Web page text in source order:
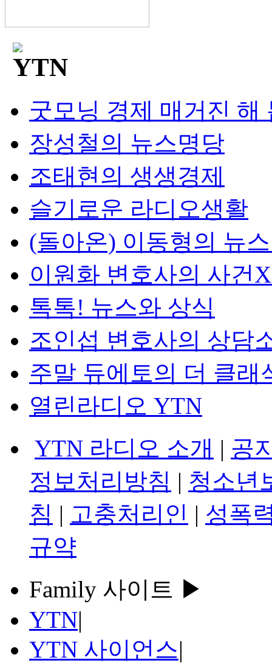
굿모닝 경제 매거진 해
장성철의 뉴스명당
조태현의 생생경제
슬기로운 라디오생활
(돌아온) 이동형의 뉴
이원화 변호사의 사건
톡톡! 뉴스와 상식
조인섭 변호사의 상담
주말 듀에토의 더 클래
열린라디오 YTN
YTN 라디오 소개 | 공
정보처리방침 | 청소년
침 | 고충처리인 | 성폭
규약
Family 사이트 ▶
YTN|
YTN 사이언스|